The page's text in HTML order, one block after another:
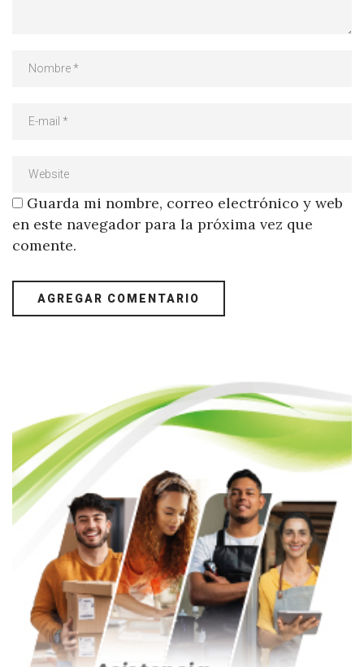
Guarda mi nombre, correo electrónico y web
en este navegador para la próxima vez que
comente.